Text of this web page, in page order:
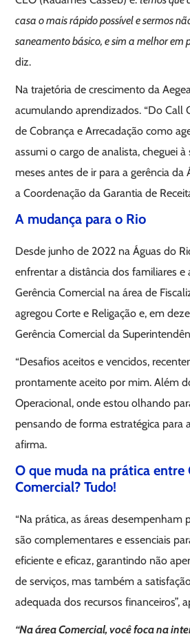
casa o mais rápido possível e sermos
saneamento básico, e sim a melhor em
diz.
Na trajetória de crescimento da
acumulando aprendizados. “Do Call
de Cobrança e Arrecadação como
assumi o cargo de analista, cheguei à
meses antes de ir para a gerência da
a Coordenação da Garantia de
A mudança para o Rio
Desde junho de 2022 na Águas do
enfrentar a distância dos familiares e
Gerência Comercial na área de
agregou Corte e Religação e, em
Gerência Comercial da
“Desafios aceitos e vencidos,
prontamente aceito por mim. Além
Operacional, onde estou olhando
pensando de forma estratégica para
afirma.
O que muda na prática entre
Comercial? Tudo!
“Na prática, as áreas desempenham
são complementares e essenciais
eficiente e eficaz, garantindo não
de serviços, mas também a
adequada dos recursos financeiros”,
“Na área Comercial, você foca na